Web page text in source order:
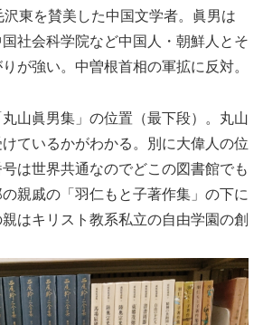
沢東を賛美した中国文学者。眞男は
社会科学院など中国人・朝鮮人とそ
が強い。中曽根首相の軍拡に反対。
山眞男集」の位置（最下段）。丸山
ているかがわかる。別に大偉人の位
は世界共通なのでどこの図書館でも
親戚の「羽仁もと子著作集」の下に
はキリスト教系私立の自由学園の創